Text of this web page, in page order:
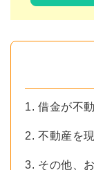
1. 借金が不
2. 不動産を
3. その他、